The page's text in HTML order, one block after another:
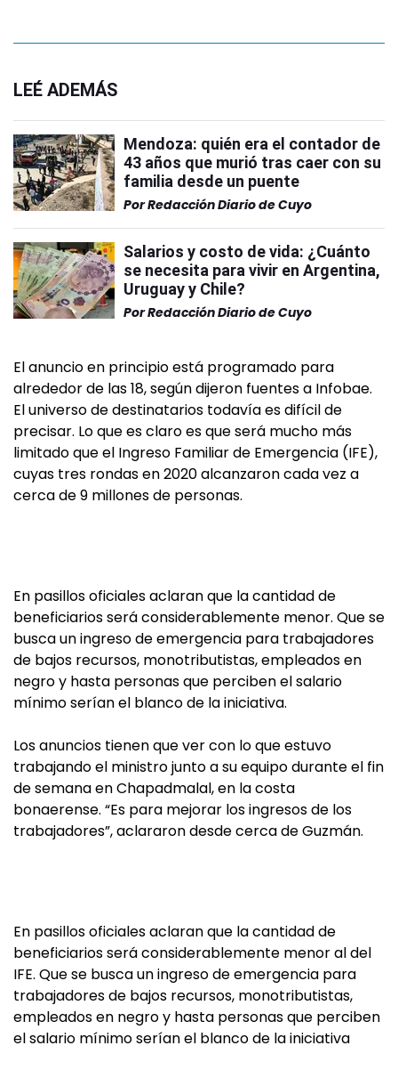
LEÉ ADEMÁS
Mendoza: quién era el contador de
43 años que murió tras caer con su
familia desde un puente
PorRedacción Diario de Cuyo
Salarios y costo de vida: ¿Cuánto
se necesita para vivir en Argentina,
Uruguay y Chile?
PorRedacción Diario de Cuyo
El anuncio en principio está programado para
alrededor de las 18, según dijeron fuentes a Infobae.
El universo de destinatarios todavía es difícil de
precisar. Lo que es claro es que será mucho más
limitado que el Ingreso Familiar de Emergencia (IFE),
cuyas tres rondas en 2020 alcanzaron cada vez a
cerca de 9 millones de personas.
En pasillos oficiales aclaran que la cantidad de
beneficiarios será considerablemente menor. Que se
busca un ingreso de emergencia para trabajadores
de bajos recursos, monotributistas, empleados en
negro y hasta personas que perciben el salario
mínimo serían el blanco de la iniciativa.
Los anuncios tienen que ver con lo que estuvo
trabajando el ministro junto a su equipo durante el fin
de semana en Chapadmalal, en la costa
bonaerense. “Es para mejorar los ingresos de los
trabajadores”, aclararon desde cerca de Guzmán.
En pasillos oficiales aclaran que la cantidad de
beneficiarios será considerablemente menor al del
IFE. Que se busca un ingreso de emergencia para
trabajadores de bajos recursos, monotributistas,
empleados en negro y hasta personas que perciben
el salario mínimo serían el blanco de la iniciativa